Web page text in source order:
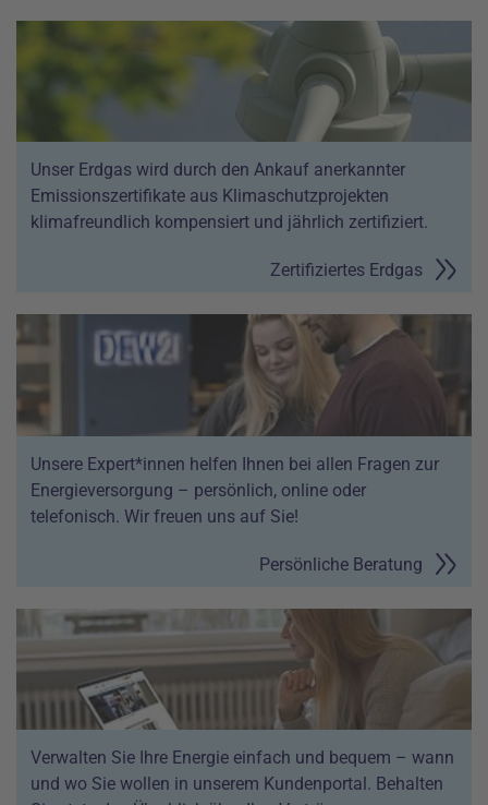
Unser Erdgas wird durch den Ankauf anerkannter
Emissionszertifikate aus Klimaschutzprojekten
klimafreundlich kompensiert und jährlich zertifiziert.
Zertifiziertes Erdgas
Unsere Expert*innen helfen Ihnen bei allen Fragen zur
Energieversorgung – persönlich, online oder
telefonisch. Wir freuen uns auf Sie!
Persönliche Beratung
Verwalten Sie Ihre Energie einfach und bequem – wann
und wo Sie wollen in unserem Kundenportal. Behalten